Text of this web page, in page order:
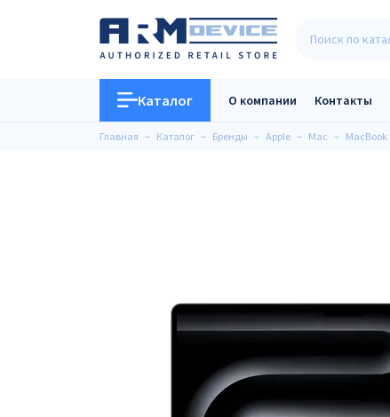
Каталог О компании Контакты
Главная Каталог Бренды Apple Mac MacBook